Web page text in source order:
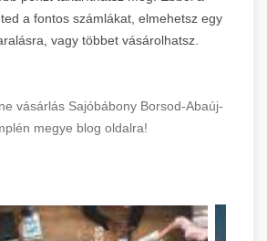
a fontos számlákat, elmehetsz egy
vagy többet vásárolhatsz.
vásárlás Sajóbábony Borsod-Abaúj-
megye blog oldalra!